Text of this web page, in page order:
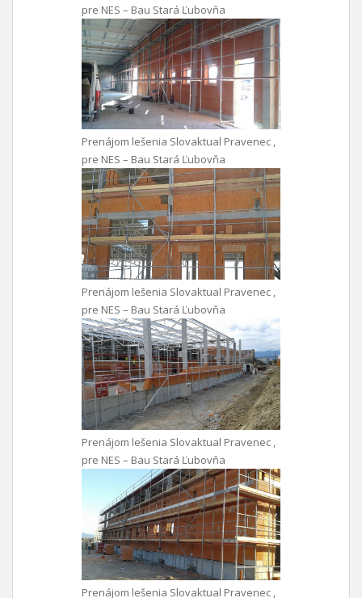
pre NES – Bau Stará Ľubovňa
Prenájom lešenia Slovaktual Pravenec ,
pre NES – Bau Stará Ľubovňa
Prenájom lešenia Slovaktual Pravenec ,
pre NES – Bau Stará Ľubovňa
Prenájom lešenia Slovaktual Pravenec ,
pre NES – Bau Stará Ľubovňa
Prenájom lešenia Slovaktual Pravenec ,